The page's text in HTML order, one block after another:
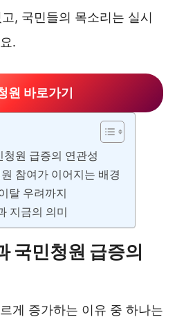
, 국민들의 목소리는 실시
.
원 바로가기
원 급증의 연관성
참여가 이어지는 배경
탈 우려까지
지금의 의미
국민청원 급증의
게 증가하는 이유 중 하나는